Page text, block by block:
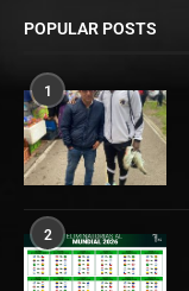
POPULAR POSTS
1
2